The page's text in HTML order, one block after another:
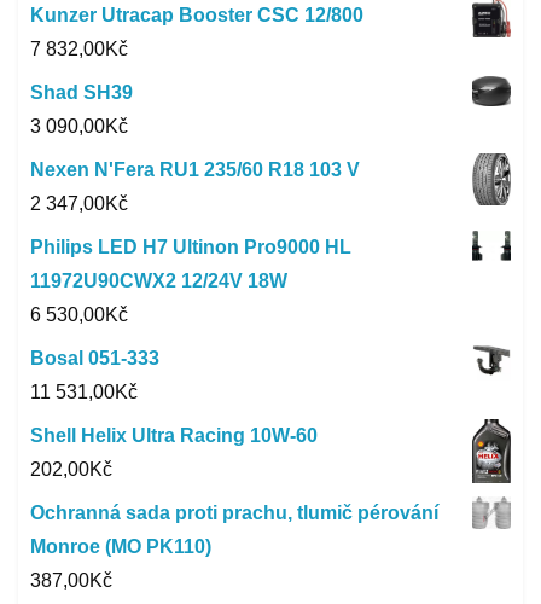
Kunzer Utracap Booster CSC 12/800
7 832,00Kč
Shad SH39
3 090,00Kč
Nexen N'Fera RU1 235/60 R18 103 V
2 347,00Kč
Philips LED H7 Ultinon Pro9000 HL
11972U90CWX2 12/24V 18W
6 530,00Kč
Bosal 051-333
11 531,00Kč
Shell Helix Ultra Racing 10W-60
202,00Kč
Ochranná sada proti prachu, tlumič pérování
Monroe (MO PK110)
387,00Kč